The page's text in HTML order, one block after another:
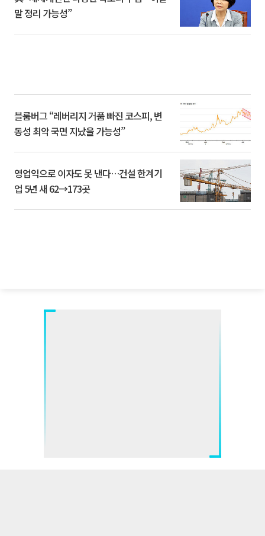
말 정리 가능성”
블룸버그 “레버리지 거품 빠진 코스피, 변
동성 최악 국면 지났을 가능성”
영업익으로 이자도 못 낸다…건설 한계기
업 5년 새 62→173곳